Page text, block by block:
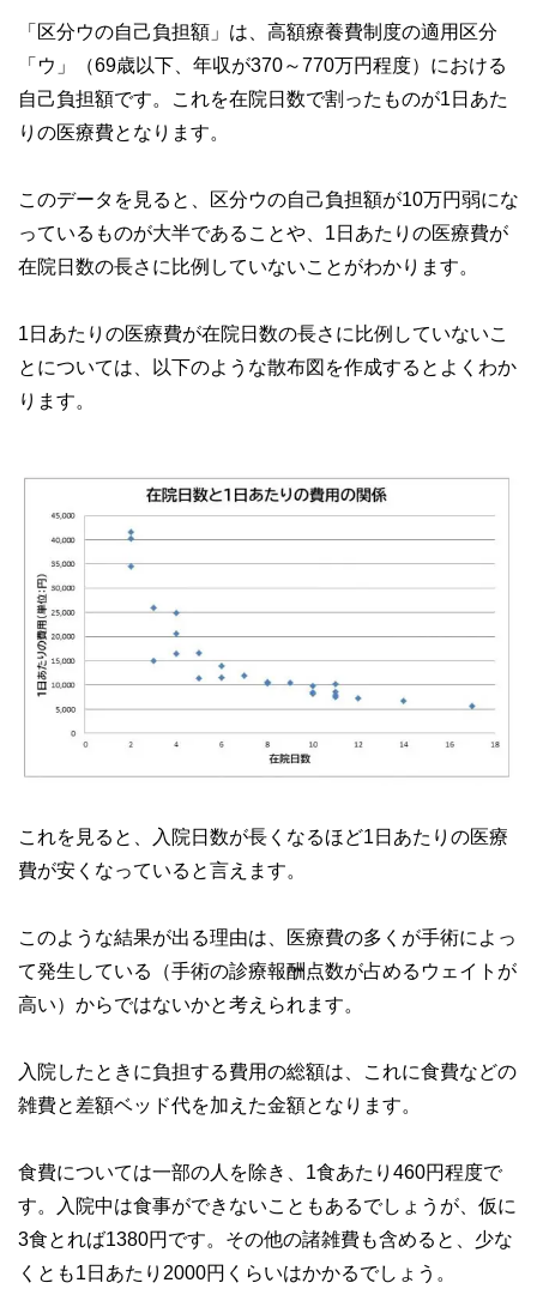
「区分ウの自己負担額」は、高額療養費制度の適用区分
「ウ」（69歳以下、年収が370～770万円程度）における
自己負担額です。これを在院日数で割ったものが1日あた
りの医療費となります。
このデータを見ると、区分ウの自己負担額が10万円弱にな
っているものが大半であることや、1日あたりの医療費が
在院日数の長さに比例していないことがわかります。
1日あたりの医療費が在院日数の長さに比例していないこ
とについては、以下のような散布図を作成するとよくわか
ります。
これを見ると、入院日数が長くなるほど1日あたりの医療
費が安くなっていると言えます。
このような結果が出る理由は、医療費の多くが手術によっ
て発生している（手術の診療報酬点数が占めるウェイトが
高い）からではないかと考えられます。
入院したときに負担する費用の総額は、これに食費などの
雑費と差額ベッド代を加えた金額となります。
食費については一部の人を除き、1食あたり460円程度で
す。入院中は食事ができないこともあるでしょうが、仮に
3食とれば1380円です。その他の諸雑費も含めると、少な
くとも1日あたり2000円くらいはかかるでしょう。